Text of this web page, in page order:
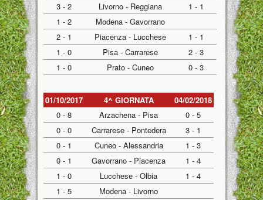
3 - 2
Livorno - Reggiana
1 - 1
1 - 2
Modena - Gavorrano
2 - 1
Piacenza - Lucchese
1 - 1
1 - 0
Pisa - Carrarese
2 - 3
1 - 0
Prato - Cuneo 0 - 3
01/10/2017 4^ GIORNATA
04/02/2018
0 - 8
Arzachena - Pisa
0 - 5
0 - 0
Carrarese - Pontedera
3 - 1
0 - 1
Cuneo - Alessandria
1 - 3
0 - 1
Gavorrano - Piacenza
1 - 4
1 - 0
Lucchese - Olbia
1 - 4
1 - 5
Modena - Livorno